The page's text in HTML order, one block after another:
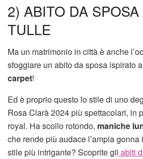
2) ABITO DA
TULLE
Ma un matrimonio in città è anche
sfoggiare un abito da sposa ispirato
carpet!
Ed è proprio questo lo stile di uno
Rosa Clarà 2024 più spettacolari, in
royal. Ha scollo rotondo, maniche
che rende più audace l’ampia
stile più intrigante? Scoprite gli abiti